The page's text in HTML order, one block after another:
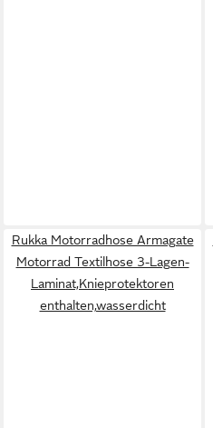
Rukka Motorradhose Armagate
Motorrad Textilhose 3-Lagen-
Laminat,Knieprotektoren
enthalten,wasserdicht